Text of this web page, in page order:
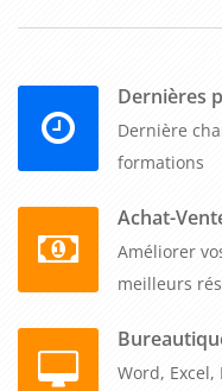
Dernières
Dernière
formations
Achat-
Améliorer
meilleurs
Word,